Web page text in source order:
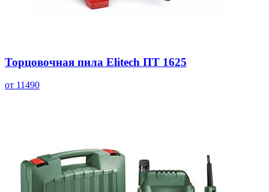
Торцовочная пила Elitech ПТ 1625
от 11490